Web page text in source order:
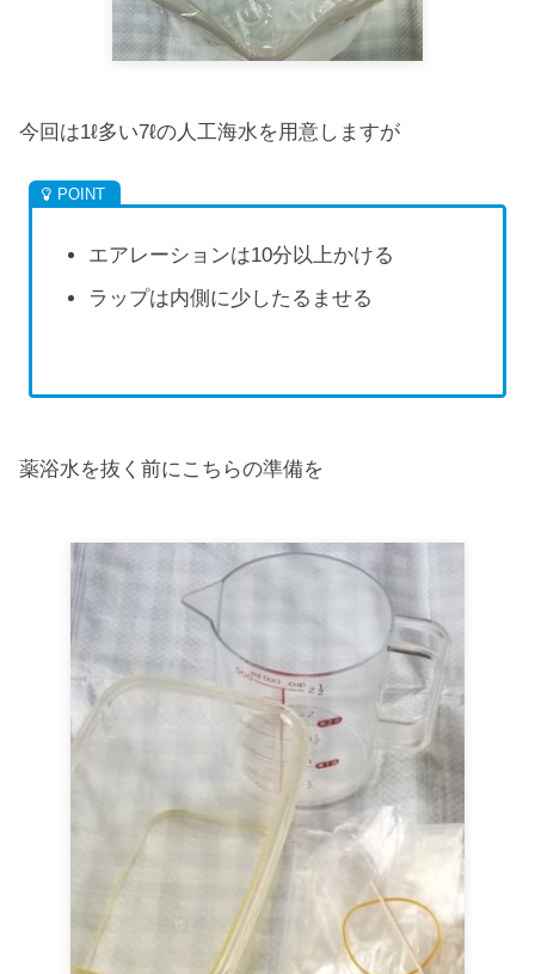
今回は1ℓ多い7ℓの人工海水を用意しますが
エアレーションは10分以上かける
ラップは内側に少したるませる
薬浴水を抜く前にこちらの準備を